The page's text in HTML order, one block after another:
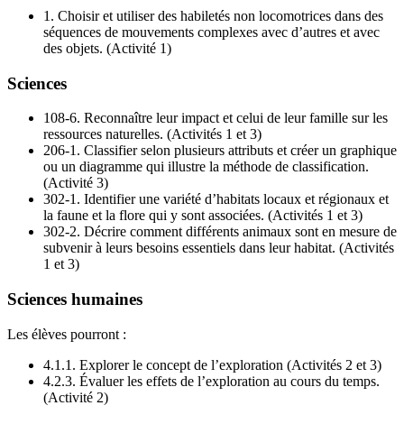
1. Choisir et utiliser des habiletés non locomotrices dans des
séquences de mouvements complexes avec d’autres et avec
des objets. (Activité 1)
Sciences
108-6. Reconnaître leur impact et celui de leur famille sur les
ressources naturelles. (Activités 1 et 3)
206-1. Classifier selon plusieurs attributs et créer un graphique
ou un diagramme qui illustre la méthode de classification.
(Activité 3)
302-1. Identifier une variété d’habitats locaux et régionaux et
la faune et la flore qui y sont associées. (Activités 1 et 3)
302-2. Décrire comment différents animaux sont en mesure de
subvenir à leurs besoins essentiels dans leur habitat. (Activités
1 et 3)
Sciences humaines
Les élèves pourront :
4.1.1. Explorer le concept de l’exploration (Activités 2 et 3)
4.2.3. Évaluer les effets de l’exploration au cours du temps.
(Activité 2)